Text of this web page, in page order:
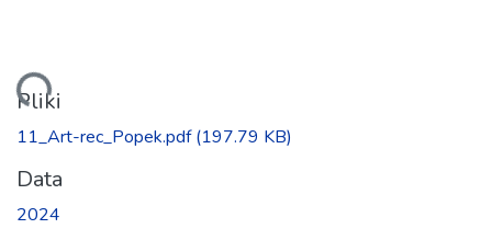
Pliki
11_Art-rec_Popek.pdf(197.79 KB)
Data
2024